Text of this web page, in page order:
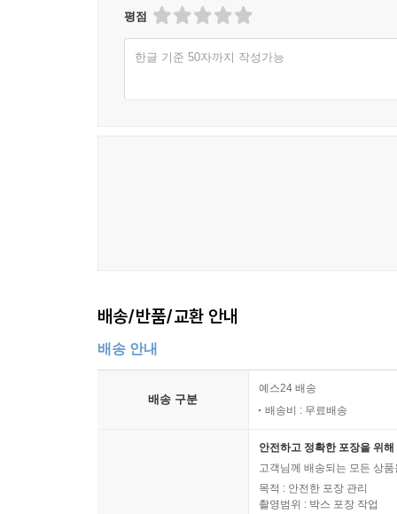
못하거나 아예 무관심하더라도, 여러분이 직접
수 없다. 웹 전송 불가지론(transport
드러나지 않더라도 사라질 수는 없으며, 그렇게
있다. 웹상에서 진행되는 일을 어떻게 해치울지
단순성(simplicity)을 통해 엉망인 클라이언트 군
평점
한글 기준 50자까지 작성가능
배송/반품/교환 안내
배송 안내
배송 구분
예스24 배송
배송비 : 무료배송
안전하고 정확한 포장을 위
고객님께 배송되는 모든 상
목적 : 안전한 포장 관리
촬영범위 : 박스 포장 작업